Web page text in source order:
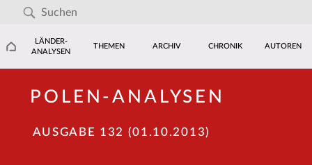
LÄNDER-
ANALYSEN
THEMEN ARCHIV CHRONIK AUTOREN
POLEN-ANALYSEN
AUSGABE 132 (01.10.2013)